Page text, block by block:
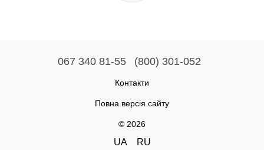
067 340 81-55 (800) 301-052
Контакти
Повна версія сайту
© 2026
UA RU